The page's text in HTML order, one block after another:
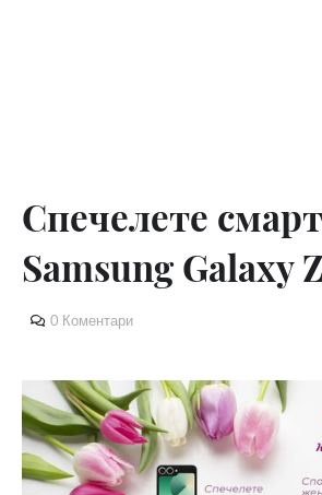
Спечелете
Samsung Galaxy
0 Коментари